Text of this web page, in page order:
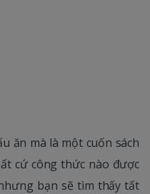
ăn mà là một cuốn sách
cứ công thức nào được
bạn sẽ tìm thấy tất